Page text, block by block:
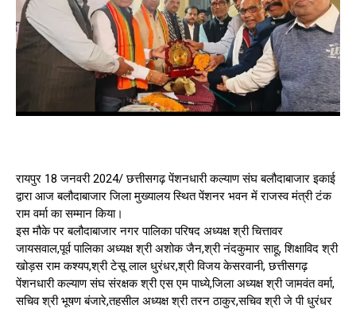
रायपुर 18 जनवरी 2024/ छत्तीसगढ़ पेंशनधारी कल्याण संघ बलौदाबाजार इकाई
द्वारा आज बलौदाबाजार जिला मुख्यालय स्थित पेंशनर भवन में राजस्व मंत्री टंक
राम वर्मा का सम्मान किया।
इस मौके पर बलौदाबाजार नगर पालिका परिषद अध्यक्ष श्री चित्तावर
जायसवाल,पूर्व पालिका अध्यक्ष श्री अशोक जैन,श्री नंदकुमार साहू, शिक्षाविद श्री
खोड़स राम कश्यप,श्री टेसू लाल धुरंधर,श्री विजय केसरवानी, छत्तीसगढ़
पेंशनधारी कल्याण संघ संरक्षक श्री एस एम पाध्ये,जिला अध्यक्ष श्री जामवंत वर्मा,
सचिव श्री भूषण बंजारे,तहसील अध्यक्ष श्री तरन ठाकुर,सचिव श्री जे पी धुरंधर